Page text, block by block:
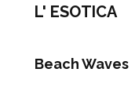
L' ESOTICA
Beach Waves